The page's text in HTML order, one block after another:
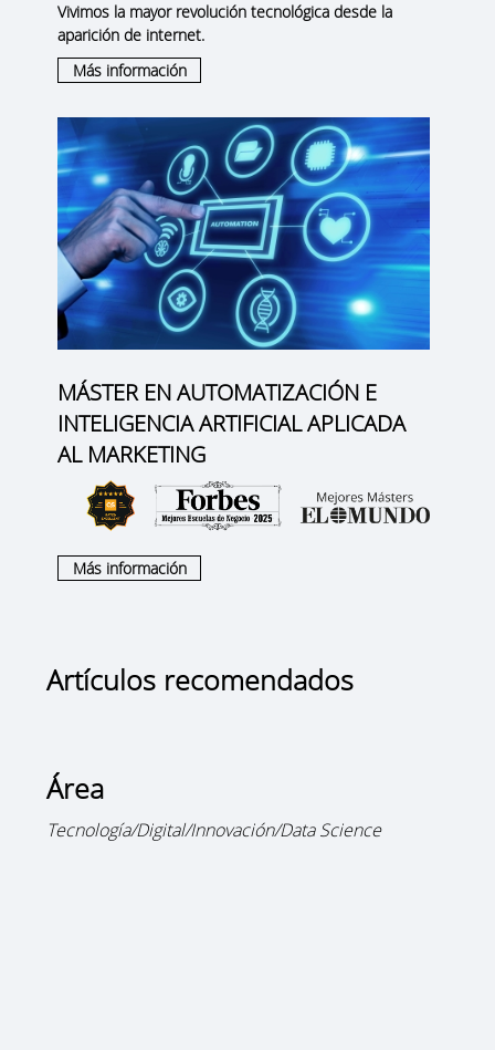
Vivimos la mayor revolución tecnológica desde la
aparición de internet.
Más información
MÁSTER EN AUTOMATIZACIÓN E
INTELIGENCIA ARTIFICIAL APLICADA
AL MARKETING
Más información
Artículos recomendados
Área
Tecnología/Digital/Innovación/Data Science